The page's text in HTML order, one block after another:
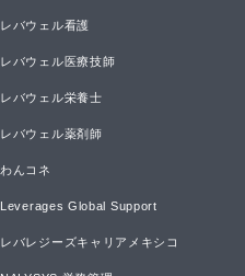
レバウェル看護
レバウェル医療技師
レバウェル栄養士
レバウェル薬剤師
わんコネ
Leverages Global Support
レバレジーズキャリアメキシコ